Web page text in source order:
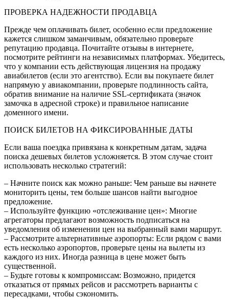
ПРОВЕРКА НАДЕЖНОСТИ ПРОДАВЦА
Прежде чем оплачивать билет, особенно если предложение
кажется слишком заманчивым, обязательно проверьте
репутацию продавца. Почитайте отзывы в интернете,
посмотрите рейтинги на независимых платформах. Убедитесь,
что у компании есть действующая лицензия на продажу
авиабилетов (если это агентство). Если вы покупаете билет
напрямую у авиакомпании, проверьте подлинность сайта,
обратив внимание на наличие SSL-сертификата (значок
замочка в адресной строке) и правильное написание
доменного имени.
ПОИСК БИЛЕТОВ НА ФИКСИРОВАННЫЕ ДАТЫ
Если ваша поездка привязана к конкретным датам, задача
поиска дешевых билетов усложняется. В этом случае стоит
использовать несколько стратегий:
– Начните поиск как можно раньше: Чем раньше вы начнете
мониторить цены, тем больше шансов найти выгодное
предложение.
– Используйте функцию «отслеживание цен»: Многие
агрегаторы предлагают возможность подписаться на
уведомления об изменении цен на выбранный вами маршрут.
– Рассмотрите альтернативные аэропорты: Если рядом с вами
есть несколько аэропортов, проверьте цены на вылеты из
каждого из них. Иногда разница в цене может быть
существенной.
– Будьте готовы к компромиссам: Возможно, придется
отказаться от прямых рейсов и рассмотреть варианты с
пересадками, чтобы сэкономить.